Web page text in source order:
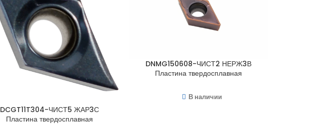
DCGT11T304-ЧИСТ5 ЖАР3С
Пластина твердосплавная
DNMG150608-ЧИСТ2 НЕРЖ3В
Пластина твердосплавная
В наличии